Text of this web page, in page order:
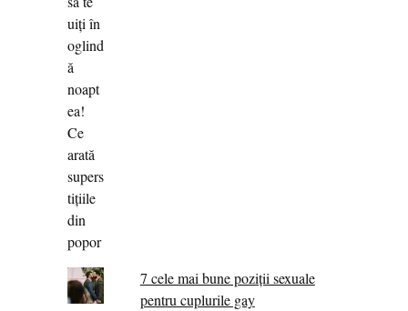
7 cele mai bune poziții sexuale
pentru cuplurile gay